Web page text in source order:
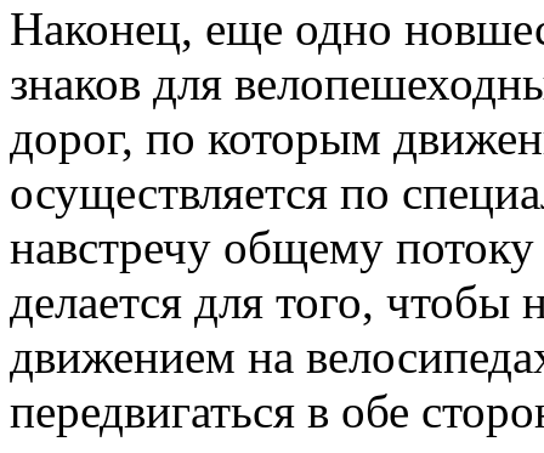
Наконец, еще одно
знаков для
дорог, по которым
осуществляется по
навстречу общему
делается для того,
движением на
передвигаться в обе